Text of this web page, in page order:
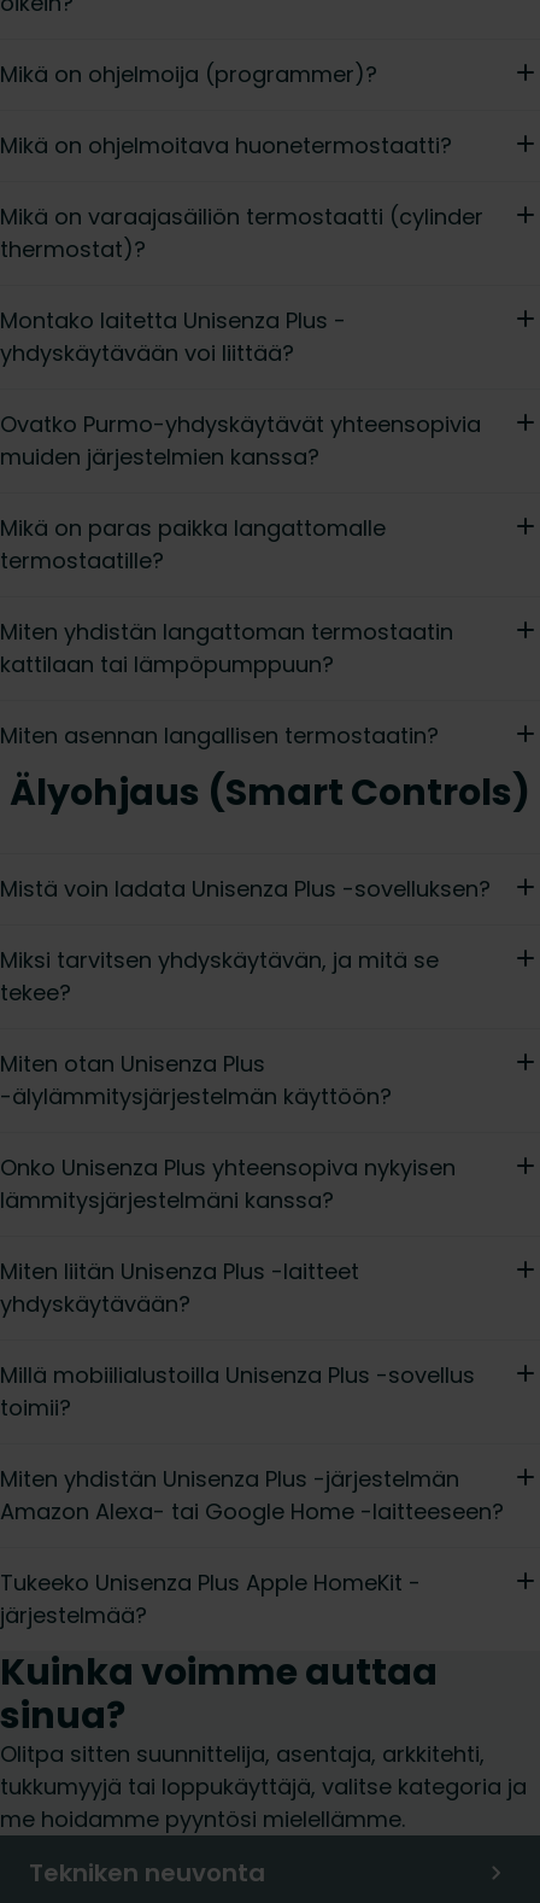
Mikä on ohjelmoija (programmer)?
Mikä on ohjelmoitava huonetermostaatti?
Mikä on varaajasäiliön termostaatti (cylinder
thermostat)?
Montako laitetta Unisenza Plus -
yhdyskäytävään voi liittää?
Ovatko Purmo-yhdyskäytävät yhteensopivia
muiden järjestelmien kanssa?
Mikä on paras paikka langattomalle
termostaatille?
Miten yhdistän langattoman termostaatin
kattilaan tai lämpöpumppuun?
Miten asennan langallisen termostaatin?
Älyohjaus (Smart Controls)
Mistä voin ladata Unisenza Plus -sovelluksen?
Miksi tarvitsen yhdyskäytävän, ja mitä se
tekee?
Miten otan Unisenza Plus
-älylämmitysjärjestelmän käyttöön?
Onko Unisenza Plus yhteensopiva nykyisen
lämmitysjärjestelmäni kanssa?
Miten liitän Unisenza Plus -laitteet
yhdyskäytävään?
Millä mobiilialustoilla Unisenza Plus -sovellus
toimii?
Miten yhdistän Unisenza Plus -järjestelmän
Amazon Alexa- tai Google Home -laitteeseen?
Tukeeko Unisenza Plus Apple HomeKit -
järjestelmää?
Kuinka voimme auttaa
sinua?
Olitpa sitten suunnittelija, asentaja, arkkitehti,
tukkumyyjä tai loppukäyttäjä, valitse kategoria ja
me hoidamme pyyntösi mielellämme.
Tekniken neuvonta